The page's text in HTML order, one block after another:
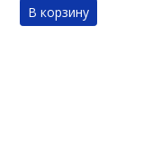
В корзину